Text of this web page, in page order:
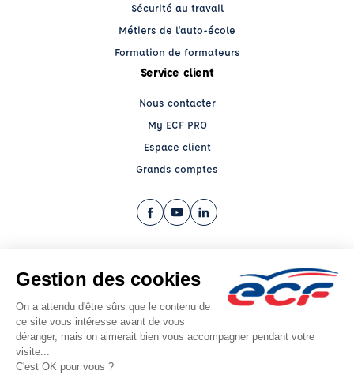
Sécurité au travail
Métiers de l'auto-école
Formation de formateurs
Service client
Nous contacter
My ECF PRO
Espace client
Grands comptes
Facebook (nouvelle fenêtre)
YouTube (nouvelle fenêtre)
LinkedIn (nouvelle fenêtre)
CGV
Mentions légales
© 2026 École de Conduite Française. Tous droits réservés